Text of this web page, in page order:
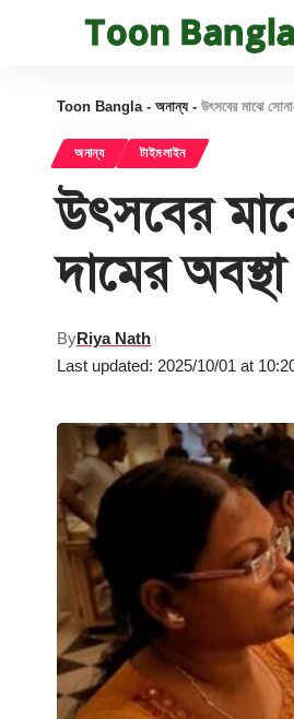
Toon Bangla- অনান্য- উৎসবের মাঝে
অনান্য টাইমলাইন
উৎসবের
দামের অবস্থা
Last updated: 2025/10/01 at
ByRiya Nath